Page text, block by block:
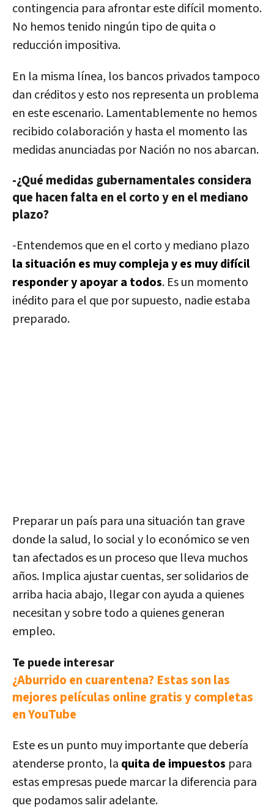
contingencia para afrontar este difícil momento.
No hemos tenido ningún tipo de quita o
reducción impositiva.
En la misma línea, los bancos privados tampoco
dan créditos y esto nos representa un problema
en este escenario. Lamentablemente no hemos
recibido colaboración y hasta el momento las
medidas anunciadas por Nación no nos abarcan.
-¿Qué medidas gubernamentales considera
que hacen falta en el corto y en el mediano
plazo?
-Entendemos que en el corto y mediano plazo
la situación es muy compleja y es muy difícil
responder y apoyar a todos. Es un momento
inédito para el que por supuesto, nadie estaba
preparado.
Preparar un país para una situación tan grave
donde la salud, lo social y lo económico se ven
tan afectados es un proceso que lleva muchos
años. Implica ajustar cuentas, ser solidarios de
arriba hacia abajo, llegar con ayuda a quienes
necesitan y sobre todo a quienes generan
empleo.
Te puede interesar
¿Aburrido en cuarentena? Estas son las
mejores películas online gratis y completas
en YouTube
Este es un punto muy importante que debería
atenderse pronto, la quita de impuestos para
estas empresas puede marcar la diferencia para
que podamos salir adelante.